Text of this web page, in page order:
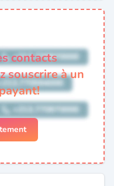
contacts
souscrire à un